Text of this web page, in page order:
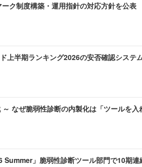
ク制度構築・運用指針の対応方針を公表
上半期ランキング2026の安否確認システ
なぜ脆弱性診断の内製化は「ツールを
」脆弱性診断ツール部門で10期